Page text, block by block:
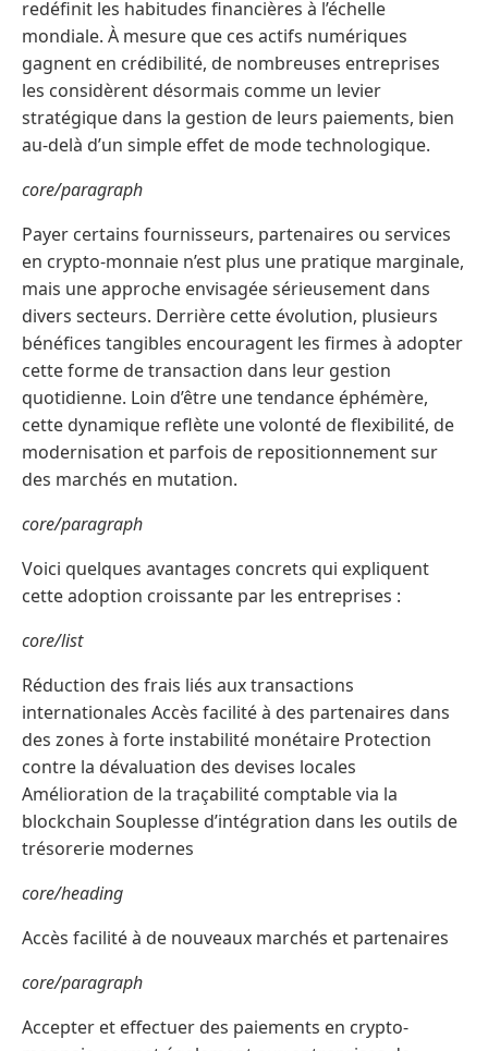
redéfinit les habitudes financières à l’échelle
mondiale. À mesure que ces actifs numériques
gagnent en crédibilité, de nombreuses entreprises
les considèrent désormais comme un levier
stratégique dans la gestion de leurs paiements, bien
au-delà d’un simple effet de mode technologique.
core/paragraph
Payer certains fournisseurs, partenaires ou services
en crypto-monnaie n’est plus une pratique marginale,
mais une approche envisagée sérieusement dans
divers secteurs. Derrière cette évolution, plusieurs
bénéfices tangibles encouragent les firmes à adopter
cette forme de transaction dans leur gestion
quotidienne. Loin d’être une tendance éphémère,
cette dynamique reflète une volonté de flexibilité, de
modernisation et parfois de repositionnement sur
des marchés en mutation.
core/paragraph
Voici quelques avantages concrets qui expliquent
cette adoption croissante par les entreprises :
core/list
Réduction des frais liés aux transactions
internationales Accès facilité à des partenaires dans
des zones à forte instabilité monétaire Protection
contre la dévaluation des devises locales
Amélioration de la traçabilité comptable via la
blockchain Souplesse d’intégration dans les outils de
trésorerie modernes
core/heading
Accès facilité à de nouveaux marchés et partenaires
core/paragraph
Accepter et effectuer des paiements en crypto-